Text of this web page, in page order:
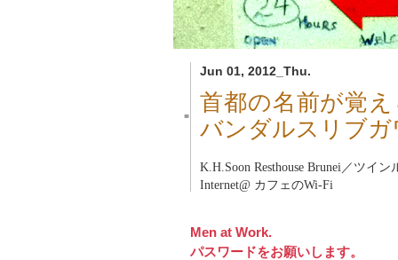
Jun 01, 2012_Thu.
■
首都の名前が覚
バンダルスリブ
K.H.Soon Resthouse Brunei ／ツイン
Internet@ カフェのWi-Fi
Men at Work.
パスワードをお願いします。